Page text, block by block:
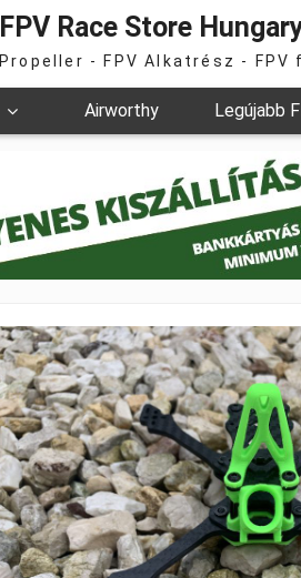
FPV Race Store
Propeller - FPV Alkatrész - FPV
Airworthy Legújabb